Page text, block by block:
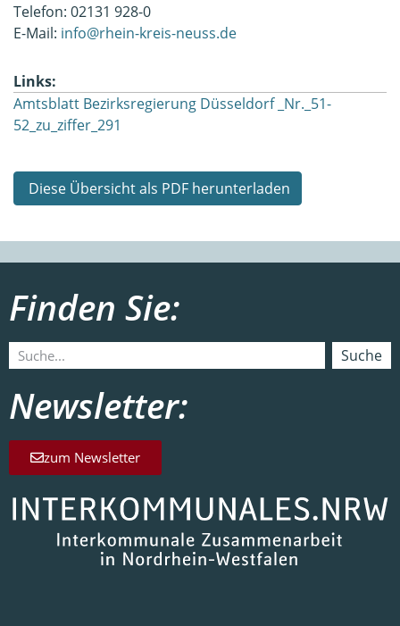
Telefon: 02131 928-0
E-Mail: info@rhein-kreis-neuss.de
Links:
Amtsblatt Bezirksregierung Düsseldorf _Nr._51-
52_zu_ziffer_291
Diese Übersicht als PDF herunterladen
Finden Sie:
Suche
Newsletter:
zum Newsletter